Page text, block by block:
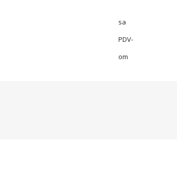
sa
PDV-
om